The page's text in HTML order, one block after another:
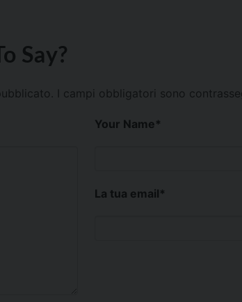
Say?
I campi obbligatori sono
Your Name*
La tua email*